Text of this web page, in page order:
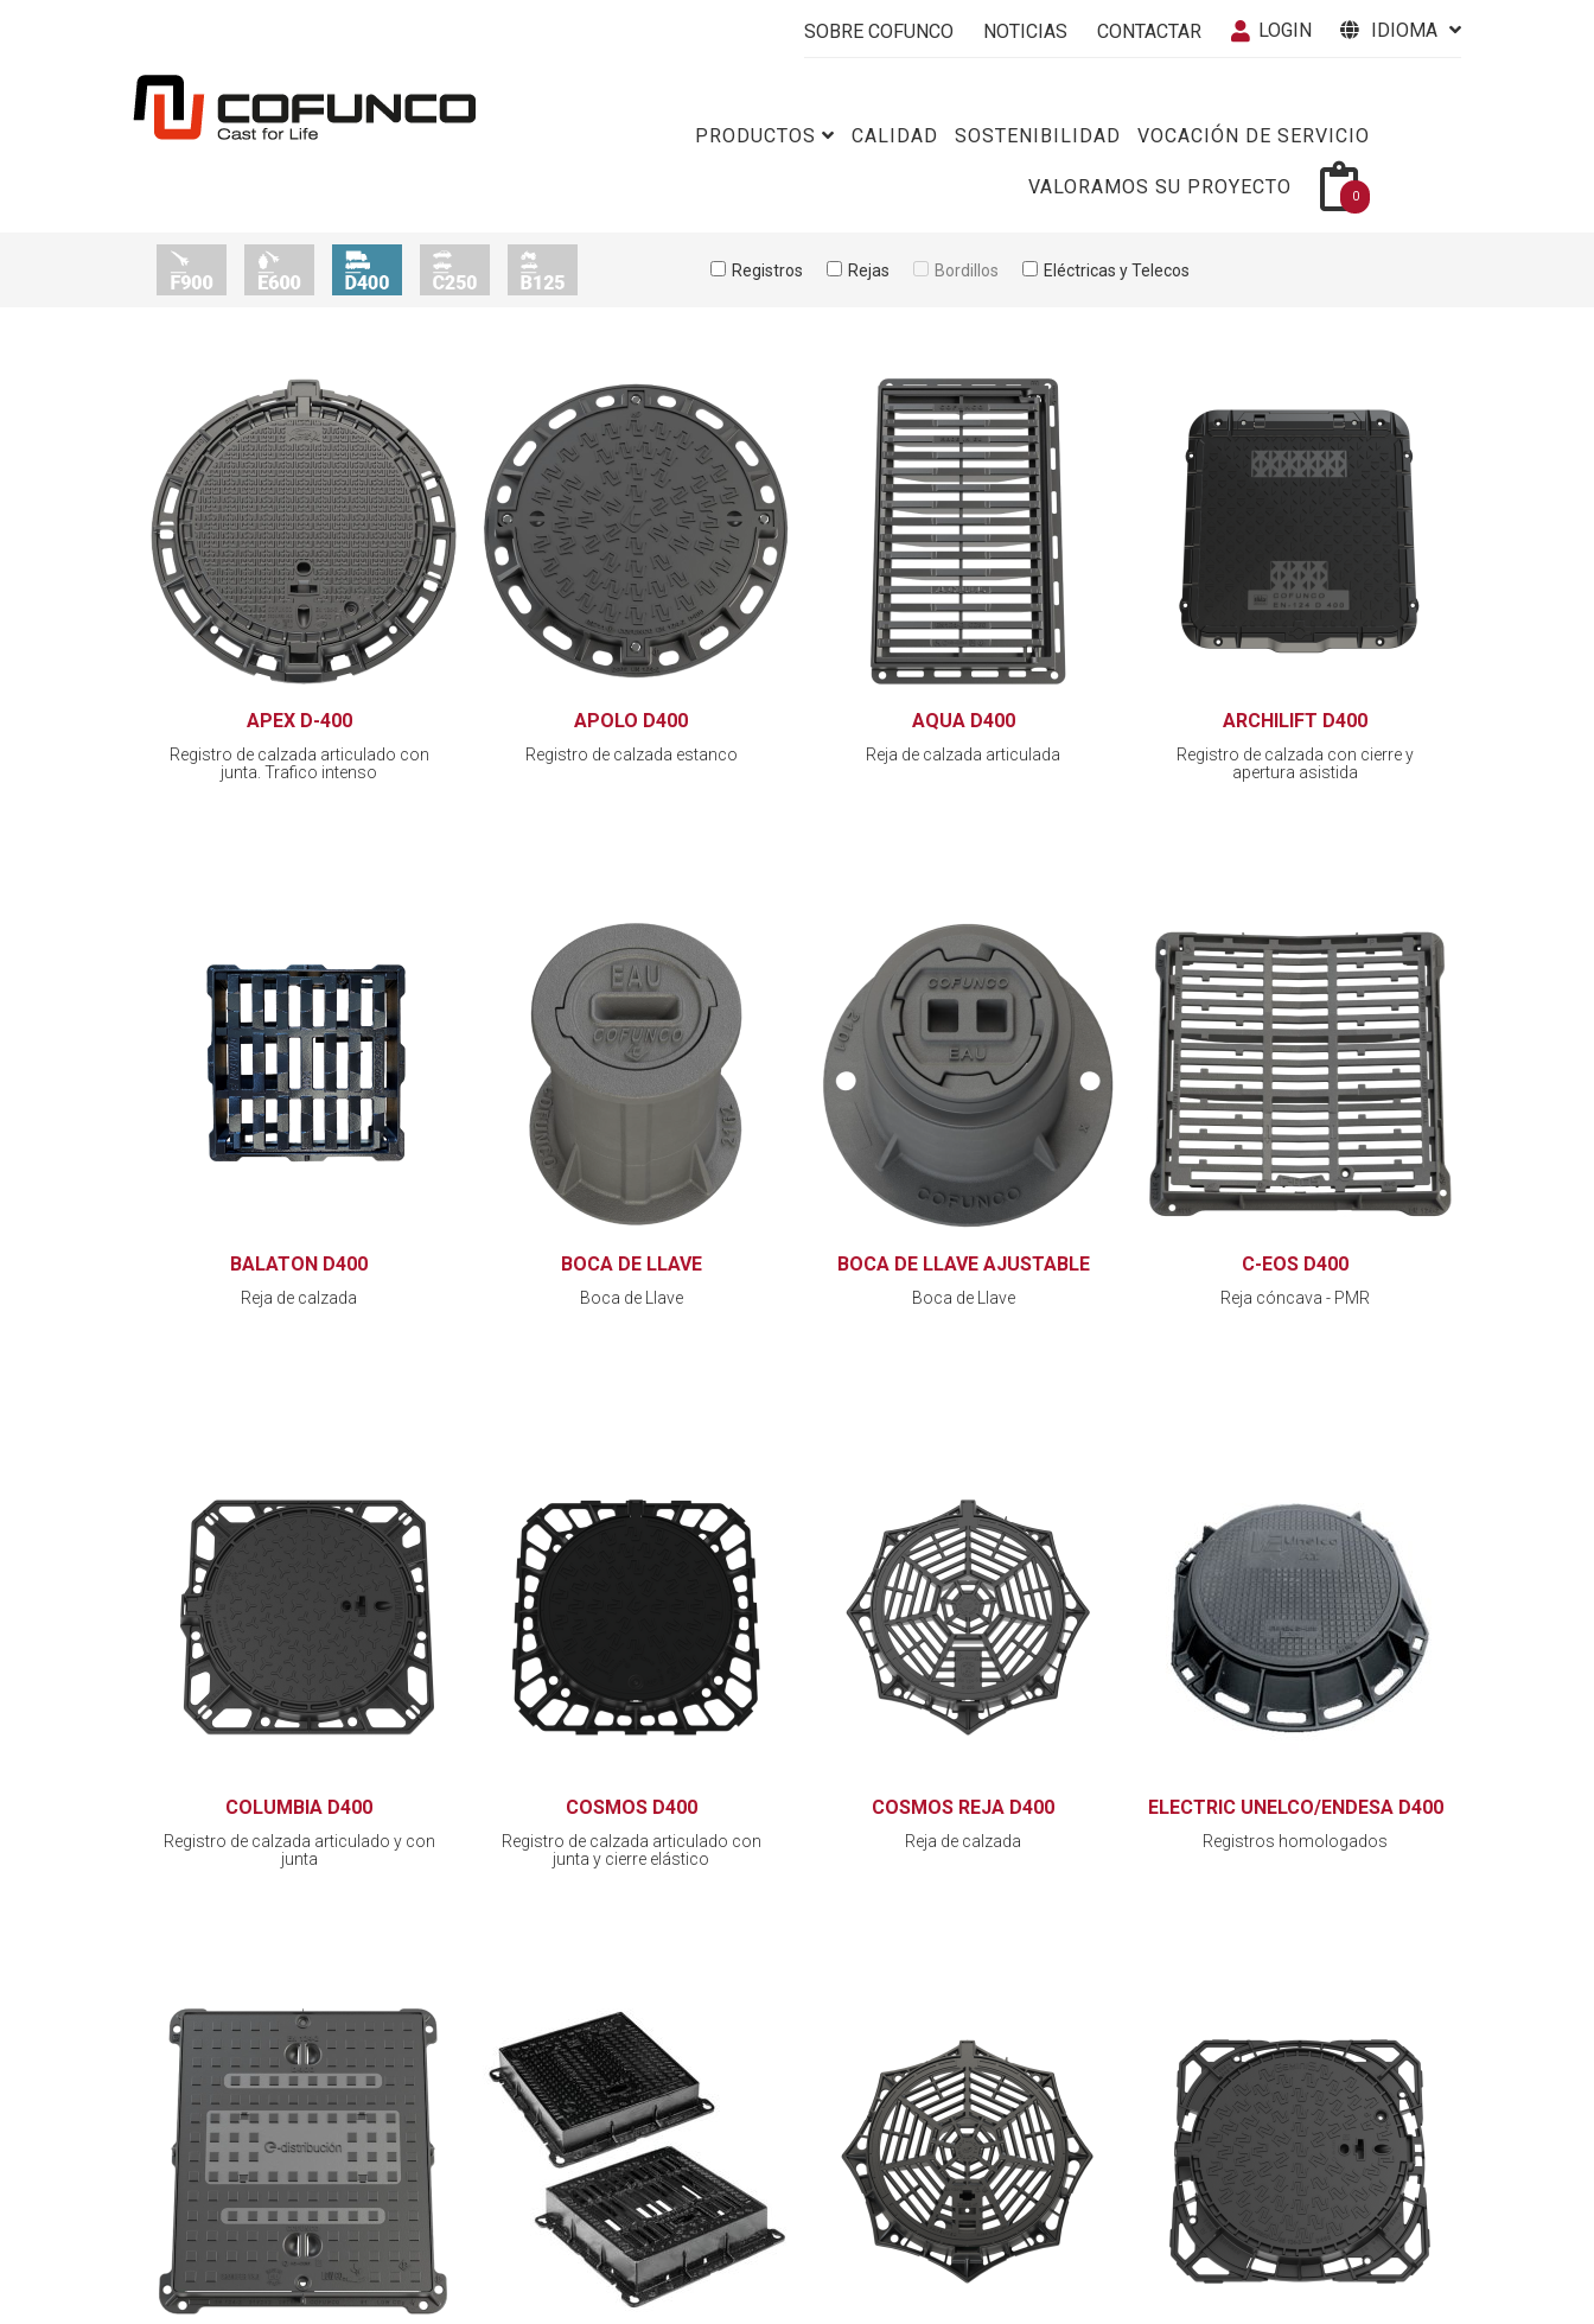
SOBRE COFUNCO NOTICIAS CONTACTAR LOGIN IDIOMA
PRODUCTOS CALIDAD SOSTENIBILIDAD VOCACIÓN DE SERVICIO
VALORAMOS SU PROYECTO 0
Registros Rejas Bordillos Eléctricas y Telecos
APEX D-400
Registro de calzada articulado con
junta. Trafico intenso
APOLO D400
Registro de calzada estanco
AQUA D400
Reja de calzada articulada
ARCHILIFT D400
Registro de calzada con cierre y
apertura asistida
BALATON D400
Reja de calzada
BOCA DE LLAVE
Boca de Llave
BOCA DE LLAVE AJUSTABLE
Boca de Llave
C-EOS D400
Reja cóncava - PMR
COLUMBIA D400
Registro de calzada articulado y con
junta
COSMOS D400
Registro de calzada articulado con
junta y cierre elástico
COSMOS REJA D400
Reja de calzada
ELECTRIC UNELCO/ENDESA D400
Registros homologados